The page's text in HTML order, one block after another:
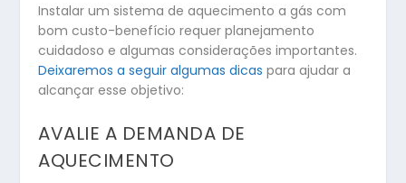
Instalar um sistema de aquecimento a gás com
bom custo-benefício requer planejamento
cuidadoso e algumas considerações importantes.
Deixaremos a seguir algumas dicas para ajudar a
alcançar esse objetivo:
AVALIE A DEMANDA DE
AQUECIMENTO